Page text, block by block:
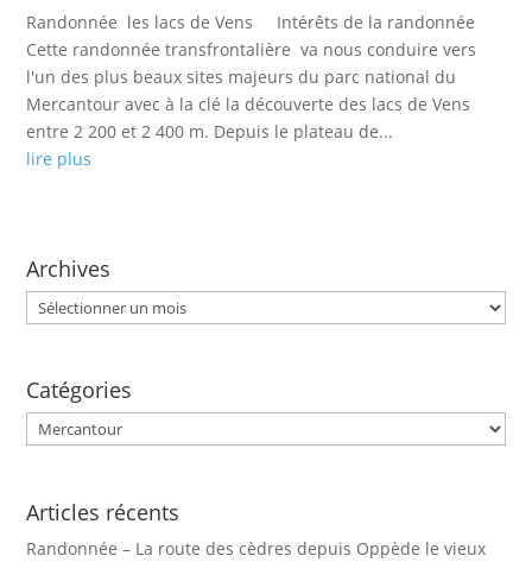
Randonnée les lacs de Vens Intérêts de la randonnée
Cette randonnée transfrontalière va nous conduire vers
l'un des plus beaux sites majeurs du parc national du
Mercantour avec à la clé la découverte des lacs de Vens
entre 2 200 et 2 400 m. Depuis le plateau de...
lire plus
Archives
Archives
Catégories
Catégories
Articles récents
Randonnée – La route des cèdres depuis Oppède le vieux